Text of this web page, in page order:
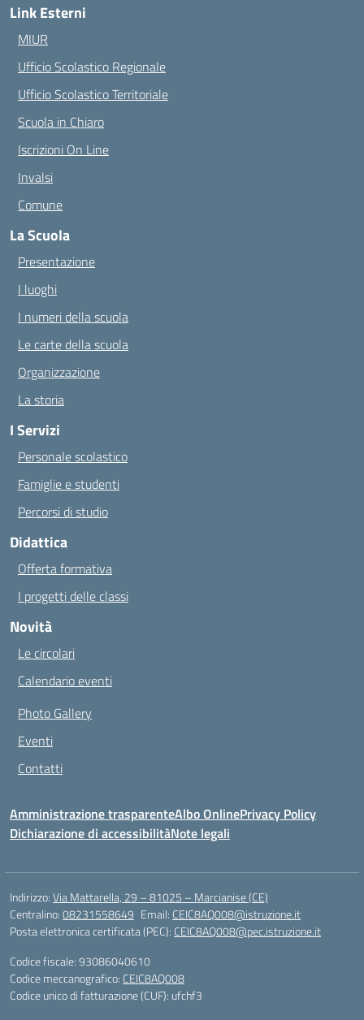
Link Esterni
MIUR
Ufficio Scolastico Regionale
Ufficio Scolastico Territoriale
Scuola in Chiaro
Iscrizioni On Line
Invalsi
Comune
La Scuola
Presentazione
I luoghi
I numeri della scuola
Le carte della scuola
Organizzazione
La storia
I Servizi
Personale scolastico
Famiglie e studenti
Percorsi di studio
Didattica
Offerta formativa
I progetti delle classi
Novità
Le circolari
Calendario eventi
Photo Gallery
Eventi
Contatti
Amministrazione trasparenteAlbo OnlinePrivacy Policy
Dichiarazione di accessibilitàNote legali
Indirizzo:Via Mattarella, 29 – 81025 – Marcianise (CE)
Centralino:08231558649 Email: CEIC8AQ008@istruzione.it
Posta elettronica certificata (PEC): CEIC8AQ008@pec.istruzione.it
Codice fiscale: 93086040610
Codice meccanografico: CEIC8AQ008
Codice unico di fatturazione (CUF): ufchf3